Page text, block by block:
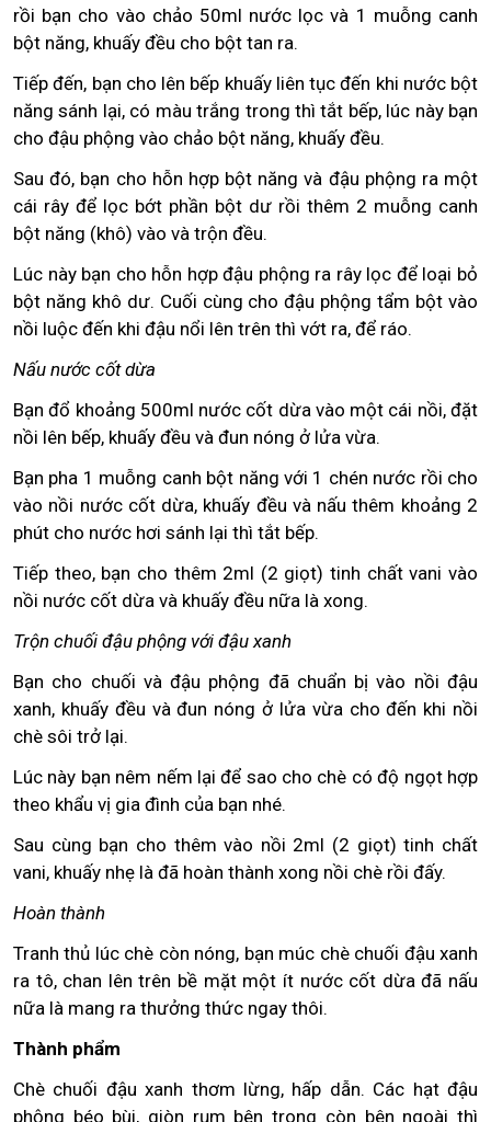
rồi bạn cho vào chảo 50ml nước lọc và 1 muỗng canh
bột năng, khuấy đều cho bột tan ra.
Tiếp đến, bạn cho lên bếp khuấy liên tục đến khi nước bột
năng sánh lại, có màu trắng trong thì tắt bếp, lúc này bạn
cho đậu phộng vào chảo bột năng, khuấy đều.
Sau đó, bạn cho hỗn hợp bột năng và đậu phộng ra một
cái rây để lọc bớt phần bột dư rồi thêm 2 muỗng canh
bột năng (khô) vào và trộn đều.
Lúc này bạn cho hỗn hợp đậu phộng ra rây lọc để loại bỏ
bột năng khô dư. Cuối cùng cho đậu phộng tẩm bột vào
nồi luộc đến khi đậu nổi lên trên thì vớt ra, để ráo.
Nấu nước cốt dừa
Bạn đổ khoảng 500ml nước cốt dừa vào một cái nồi, đặt
nồi lên bếp, khuấy đều và đun nóng ở lửa vừa.
Bạn pha 1 muỗng canh bột năng với 1 chén nước rồi cho
vào nồi nước cốt dừa, khuấy đều và nấu thêm khoảng 2
phút cho nước hơi sánh lại thì tắt bếp.
Tiếp theo, bạn cho thêm 2ml (2 giọt) tinh chất vani vào
nồi nước cốt dừa và khuấy đều nữa là xong.
Trộn chuối đậu phộng với đậu xanh
Bạn cho chuối và đậu phộng đã chuẩn bị vào nồi đậu
xanh, khuấy đều và đun nóng ở lửa vừa cho đến khi nồi
chè sôi trở lại.
Lúc này bạn nêm nếm lại để sao cho chè có độ ngọt hợp
theo khẩu vị gia đình của bạn nhé.
Sau cùng bạn cho thêm vào nồi 2ml (2 giọt) tinh chất
vani, khuấy nhẹ là đã hoàn thành xong nồi chè rồi đấy.
Hoàn thành
Tranh thủ lúc chè còn nóng, bạn múc chè chuối đậu xanh
ra tô, chan lên trên bề mặt một ít nước cốt dừa đã nấu
nữa là mang ra thưởng thức ngay thôi.
Thành phẩm
Chè chuối đậu xanh thơm lừng, hấp dẫn. Các hạt đậu
phộng béo bùi, giòn rụm bên trong còn bên ngoài thì